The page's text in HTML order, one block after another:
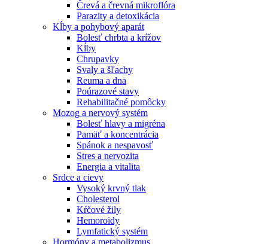
Črevá a črevná mikroflóra
Parazity a detoxikácia
Kĺby a pohybový aparát
Bolesť chrbta a krížov
Kĺby
Chrupavky
Svaly a šľachy
Reuma a dna
Poúrazové stavy
Rehabilitačné pomôcky
Mozog a nervový systém
Bolesť hlavy a migréna
Pamäť a koncentrácia
Spánok a nespavosť
Stres a nervozita
Energia a vitalita
Srdce a cievy
Vysoký krvný tlak
Cholesterol
Kŕčové žily
Hemoroidy
Lymfatický systém
Hormóny a metabolizmus